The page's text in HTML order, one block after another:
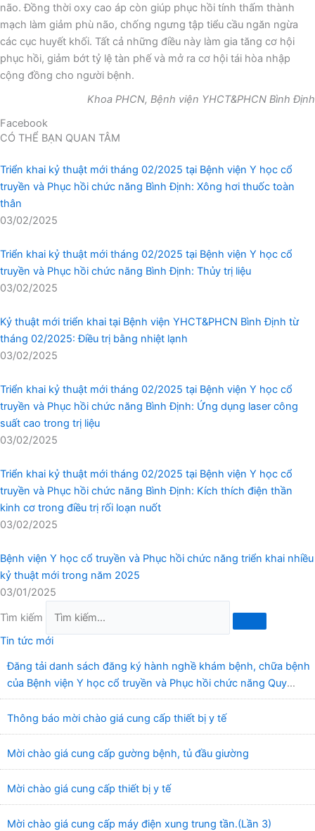
não. Đồng thời oxy cao áp còn giúp phục hồi tính thấm thành
mạch làm giảm phù não, chống ngưng tập tiểu cầu ngăn ngừa
các cục huyết khối. Tất cả những điều này làm gia tăng cơ hội
phục hồi, giảm bớt tỷ lệ tàn phế và mở ra cơ hội tái hòa nhập
cộng đồng cho người bệnh.
Khoa PHCN, Bệnh viện YHCT&PHCN Bình Định
Facebook
CÓ THỂ BẠN QUAN TÂM
Triển khai kỷ thuật mới tháng 02/2025 tại Bệnh viện Y học cổ
truyền và Phục hồi chức năng Bình Định: Xông hơi thuốc toàn
thân
03/02/2025
Triển khai kỷ thuật mới tháng 02/2025 tại Bệnh viện Y học cổ
truyền và Phục hồi chức năng Bình Định: Thủy trị liệu
03/02/2025
Kỷ thuật mới triển khai tại Bệnh viện YHCT&PHCN Bình Định từ
tháng 02/2025: Điều trị bằng nhiệt lạnh
03/02/2025
Triển khai kỷ thuật mới tháng 02/2025 tại Bệnh viện Y học cổ
truyền và Phục hồi chức năng Bình Định: Ứng dụng laser công
suất cao trong trị liệu
03/02/2025
Triển khai kỷ thuật mới tháng 02/2025 tại Bệnh viện Y học cổ
truyền và Phục hồi chức năng Bình Định: Kích thích điện thần
kinh cơ trong điều trị rối loạn nuốt
03/02/2025
Bệnh viện Y học cổ truyền và Phục hồi chức năng triển khai nhiều
kỷ thuật mới trong năm 2025
03/01/2025
Tìm kiếm
Tin tức mới
Đăng tải danh sách đăng ký hành nghề khám bệnh, chữa bệnh
của Bệnh viện Y học cổ truyền và Phục hồi chức năng Quy
Nhơn (22/6/2026)
Thông báo mời chào giá cung cấp thiết bị y tế
Mời chào giá cung cấp gường bệnh, tủ đầu giường
Mời chào giá cung cấp thiết bị y tế
Mời chào giá cung cấp máy điện xung trung tần.(Lần 3)